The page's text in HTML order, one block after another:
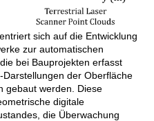
sich auf die Entwicklung
zur automatischen
bei Bauprojekten erfasst
der Oberfläche
gebaut werden. Diese
digitale
die Überwachung